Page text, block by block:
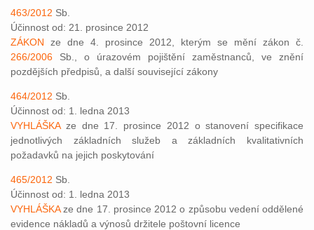
463/2012 Sb.
Účinnost od: 21. prosince 2012
ZÁKON ze dne 4. prosince 2012, kterým se mění zákon č.
266/2006 Sb., o úrazovém pojištění zaměstnanců, ve znění
pozdějších předpisů, a další související zákony
464/2012 Sb.
Účinnost od: 1. ledna 2013
VYHLÁŠKAze dne 17. prosince 2012 o stanovení specifikace
jednotlivých základních služeb a základních kvalitativních
požadavků na jejich poskytování
465/2012 Sb.
Účinnost od: 1. ledna 2013
VYHLÁŠKAze dne 17. prosince 2012 o způsobu vedení oddělené
evidence nákladů a výnosů držitele poštovní licence